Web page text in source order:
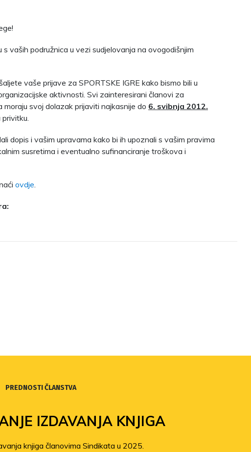
s vaših podružnica u vezi sudjelovanja na ovogodišnjim
vaše prijave za SPORTSKE IGRE kako bismo bili u
aktivnosti. Svi zainteresirani članovi za
svoj dolazak prijaviti najkasnije do 6. svibnja 2012.
privitku.
dopis i vašim upravama kako bi ih upoznali s vašim pravima
susretima i eventualno sufinanciranje troškova i
ovdje.
PREDNOSTI ČLANSTVA
IZDAVANJA KNJIGA
knjiga članovima Sindikata u 2025.